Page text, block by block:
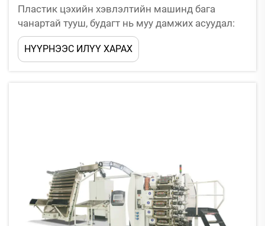
Пластик цэхийн хэвлэлтийн машинд бага
чанартай тууш, будагт нь муу дамжих асуудал:
Шинж тэмдэг - Тодорхойгүй ирмэг, будаг
суултанд тогтворгүй байдал. Хэрэглэгчид нэгэн
төрлийн өнгөт муж эсвэл нарийн үсгийн
НҮҮРНЭЭС ИЛҮҮ ХАРАХ